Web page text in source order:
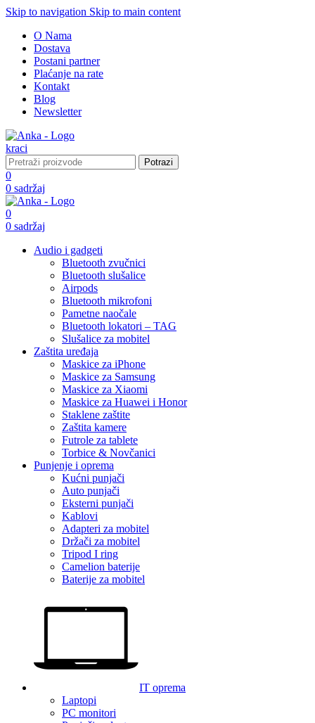
Skip to navigation Skip to main content
O Nama
Dostava
Postani partner
Plaćanje na rate
Kontakt
Blog
Newsletter
Potrazi
0
0 sadržaj
0
0 sadržaj
Audio i gadgeti
Bluetooth zvučnici
Bluetooth slušalice
Airpods
Bluetooth mikrofoni
Pametne naočale
Bluetooth lokatori – TAG
Slušalice za mobitel
Zaštita uređaja
Maskice za iPhone
Maskice za Samsung
Maskice za Xiaomi
Maskice za Huawei i Honor
Staklene zaštite
Zaštita kamere
Futrole za tablete
Torbice & Novčanici
Punjenje i oprema
Kućni punjači
Auto punjači
Eksterni punjači
Kablovi
Adapteri za mobitel
Držači za mobitel
Tripod I ring
Camelion baterije
Baterije za mobitel
IT oprema
Laptopi
PC monitori